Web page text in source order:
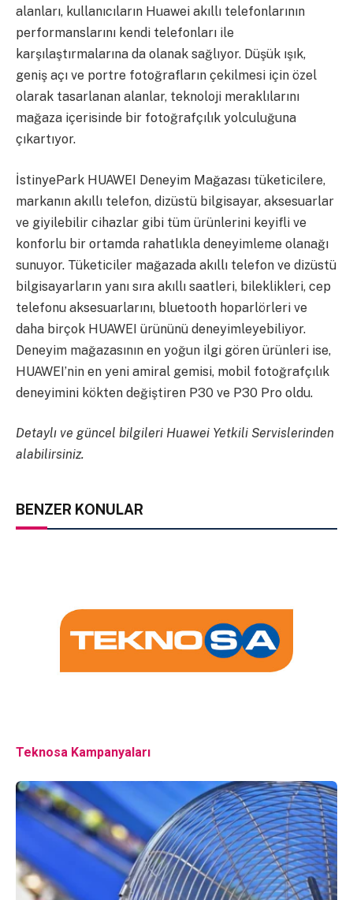
alanları, kullanıcıların Huawei akıllı telefonlarının
performanslarını kendi telefonları ile
karşılaştırmalarına da olanak sağlıyor. Düşük ışık,
geniş açı ve portre fotoğrafların çekilmesi için özel
olarak tasarlanan alanlar, teknoloji meraklılarını
mağaza içerisinde bir fotoğrafçılık yolculuğuna
çıkartıyor.
İstinyePark HUAWEI Deneyim Mağazası tüketicilere,
markanın akıllı telefon, dizüstü bilgisayar, aksesuarlar
ve giyilebilir cihazlar gibi tüm ürünlerini keyifli ve
konforlu bir ortamda rahatlıkla deneyimleme olanağı
sunuyor. Tüketiciler mağazada akıllı telefon ve dizüstü
bilgisayarların yanı sıra akıllı saatleri, bileklikleri, cep
telefonu aksesuarlarını, bluetooth hoparlörleri ve
daha birçok HUAWEI ürününü deneyimleyebiliyor.
Deneyim mağazasının en yoğun ilgi gören ürünleri ise,
HUAWEI’nin en yeni amiral gemisi, mobil fotoğrafçılık
deneyimini kökten değiştiren P30 ve P30 Pro oldu.
Detaylı ve güncel bilgileri Huawei Yetkili Servislerinden
alabilirsiniz.
BENZER KONULAR
Teknosa Kampanyaları